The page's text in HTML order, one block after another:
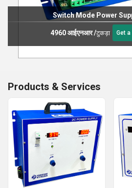
Switch Mode Power
4960 आईएनआर/टुकड़ा Get
Products & Services